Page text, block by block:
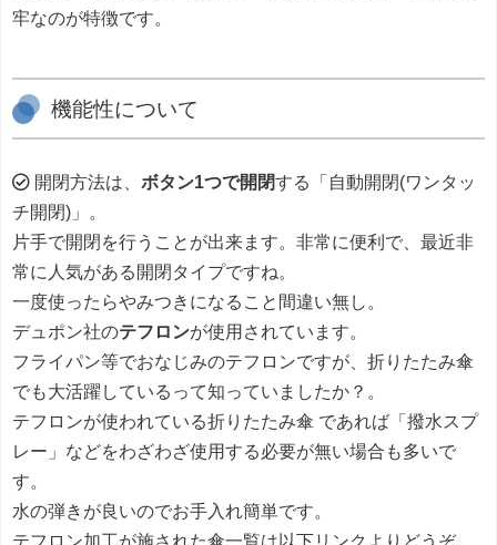
牢なのが特徴です。
機能性について
開閉方法は、 ボタン1つで開閉する「自動開閉(ワンタッ
チ開閉)」。
片手で開閉を行うことが出来ます。非常に便利で、最近非
常に人気がある開閉タイプですね。
一度使ったらやみつきになること間違い無し。
デュポン社のテフロンが使用されています。
フライパン等でおなじみのテフロンですが、折りたたみ傘
でも大活躍しているって知っていましたか？。
テフロンが使われている折りたたみ傘 であれば「撥水スプ
レー」などをわざわざ使用する必要が無い場合も多いで
す。
水の弾きが良いのでお手入れ簡単です。